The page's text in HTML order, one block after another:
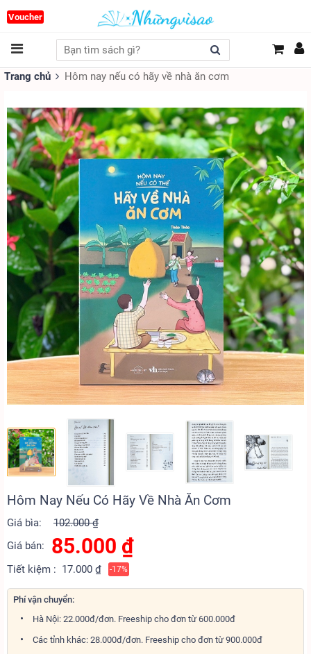
Voucher
Trang chủ Hôm nay nếu có hãy về nhà ăn cơm
Hôm Nay Nếu Có Hãy Về Nhà Ăn Cơm
Giá bìa:
102.000 ₫
Giá bán:
85.000 ₫
Tiết kiệm : 17.000 ₫ -17%
Phí vận chuyển:
Hà Nội: 22.000đ/đơn. Freeship cho đơn từ 600.000đ
Các tỉnh khác: 28.000đ/đơn. Freeship cho đơn từ 900.000đ